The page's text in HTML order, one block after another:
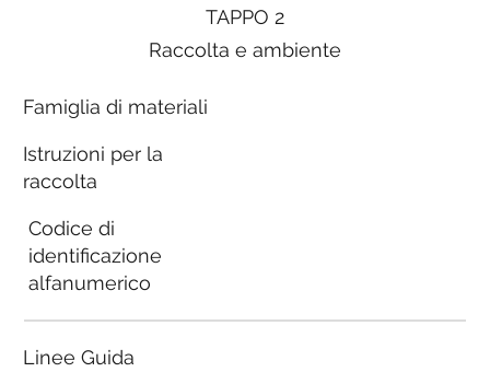
TAPPO 2
Raccolta e ambiente
Famiglia di materiali
Istruzioni per la
raccolta
Codice di
identificazione
alfanumerico
Linee Guida